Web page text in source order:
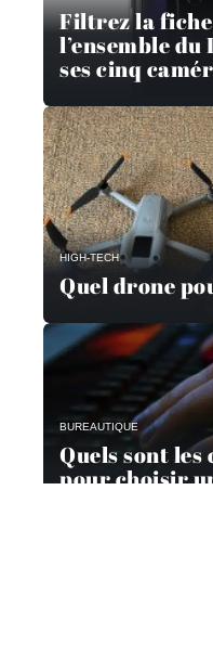
Filtrez la
l’ensemble
ses cinq
HIGH-TECH
Quel drone
BUREAUTIQUE
Quels sont
pour choisir